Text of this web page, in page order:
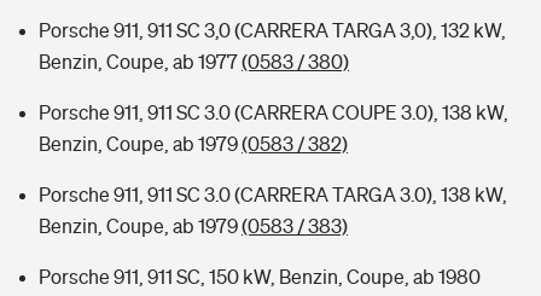
Porsche 911, 911 SC 3,0 (CARRERA TARGA 3,0), 132 kW,
Benzin, Coupe, ab 1977(0583 / 380)
Porsche 911, 911 SC 3.0 (CARRERA COUPE 3.0), 138 kW,
Benzin, Coupe, ab 1979(0583 / 382)
Porsche 911, 911 SC 3.0 (CARRERA TARGA 3.0), 138 kW,
Benzin, Coupe, ab 1979(0583 / 383)
Porsche 911, 911 SC, 150 kW, Benzin, Coupe, ab 1980